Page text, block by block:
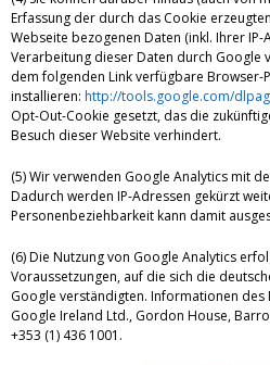
Erfassung der durch das Cookie
Webseite bezogenen Daten (inkl. Ihrer
Verarbeitung dieser Daten durch Google
dem folgenden Link verfügbare Browser-
installieren: http://tools.google.com/
Opt-Out-Cookie gesetzt, das die
Besuch dieser Website verhindert.
(5) Wir verwenden Google Analytics mit
Dadurch werden IP-Adressen gekürzt
Personenbeziehbarkeit kann damit
(6) Die Nutzung von Google Analytics
Voraussetzungen, auf die sich die
Google verständigten. Informationen
Google Ireland Ltd., Gordon House,
+353 (1) 436 1001.